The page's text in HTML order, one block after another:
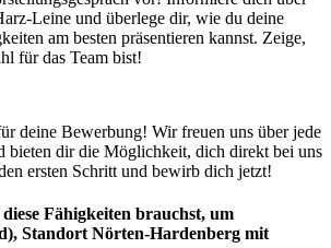
Leine und überlege dir, wie du deine
am besten präsentieren kannst. Zeige,
für das Team bist!
deine Bewerbung! Wir freuen uns über jede
bieten dir die Möglichkeit, dich direkt bei uns
ersten Schritt und bewirb dich jetzt!
Fähigkeiten brauchst, um
Standort Nörten-Hardenberg mit